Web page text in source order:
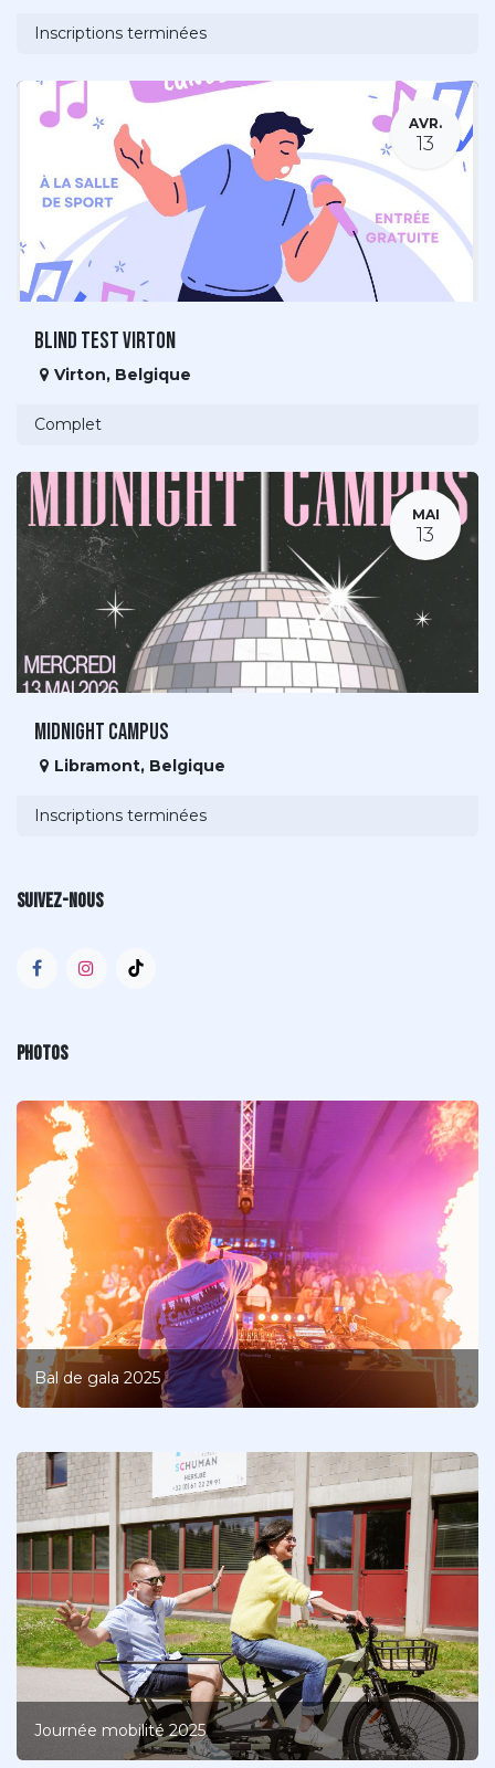
Inscriptions terminées
AVR.
13
Blind Test Virton
Virton, Belgique
Complet
MAI
13
Midnight Campus
Libramont, Belgique
Inscriptions terminées
Suivez-nous
Photos
Bal de gala 2025
Journée mobilité 2025